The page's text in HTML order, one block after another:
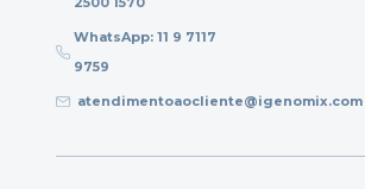
WhatsApp: 11 9 7117
9759
atendimentoaocliente@igenomix.com